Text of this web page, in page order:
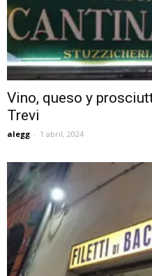
Vino, queso y
Trevi
alegg - 1 abril, 2024